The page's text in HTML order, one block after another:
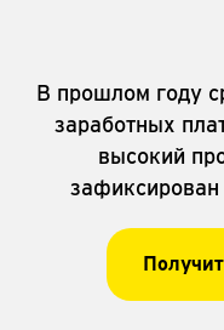
В прошлом году
заработных
высокий
зафиксирован